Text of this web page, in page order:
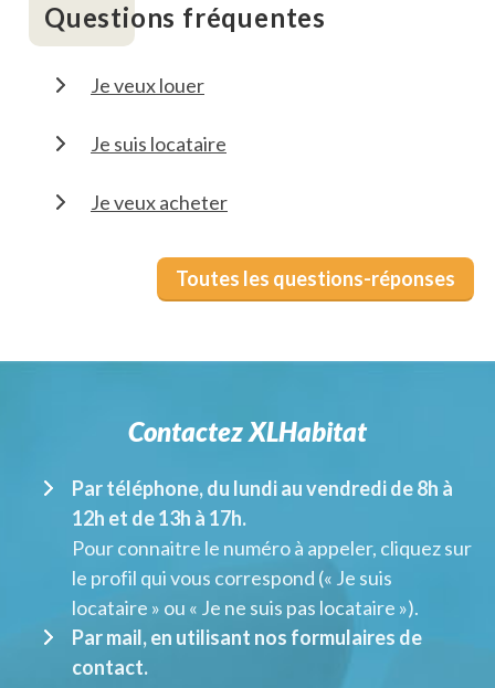
Questions fréquentes
Je veux louer
Je suis locataire
Je veux acheter
Toutes les questions-réponses
Contactez XLHabitat
Par téléphone, du lundi au vendredi de 8h à
12h et de 13h à 17h.
Pour connaitre le numéro à appeler, cliquez sur
le profil qui vous correspond (« Je suis
locataire » ou « Je ne suis pas locataire »).
Par mail, en utilisant nos formulaires de
contact.